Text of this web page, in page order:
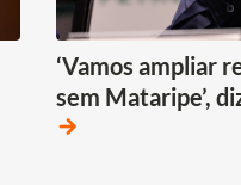
‘Vamos ampliar
sem Mataripe’,
arrow_forward